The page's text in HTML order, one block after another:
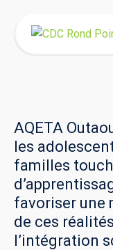
AQETA
les
familles
favoriser une
de ces
l’intégration